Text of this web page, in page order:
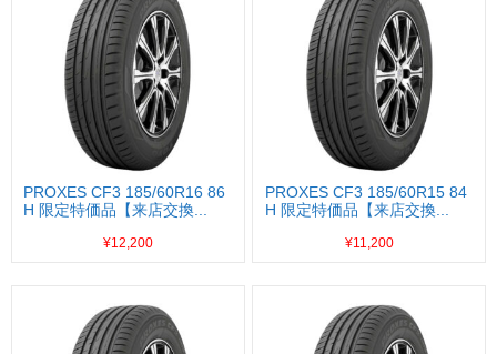
PROXES CF3 185/60R16 86
H 限定特価品【来店交換...
¥12,200
PROXES CF3 185/60R15 84
H 限定特価品【来店交換...
¥11,200